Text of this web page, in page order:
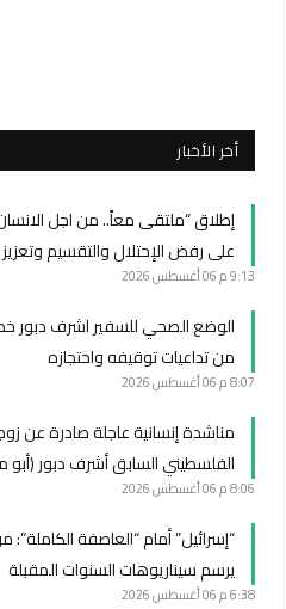
أخر الأخبار
إطلاق “ملتقى معاً.. من اجل الانسان
على رفض الإحتلال والتقسيم وتعزيز
9:13 م 06 أغسطس 2026
الوضع الصحي للسفير اشرف دبور
من تداعيات توقيفه واحتجازه
8:07 م 06 أغسطس 2026
مناشدة إنسانية عاجلة صادرة عن
الفلسطيني السابق أشرف دبور
8:06 م 06 أغسطس 2026
“إسرائيل” أمام “العاصفة
يرسم سيناريوهات السنوات المقبلة
6:38 م 06 أغسطس 2026